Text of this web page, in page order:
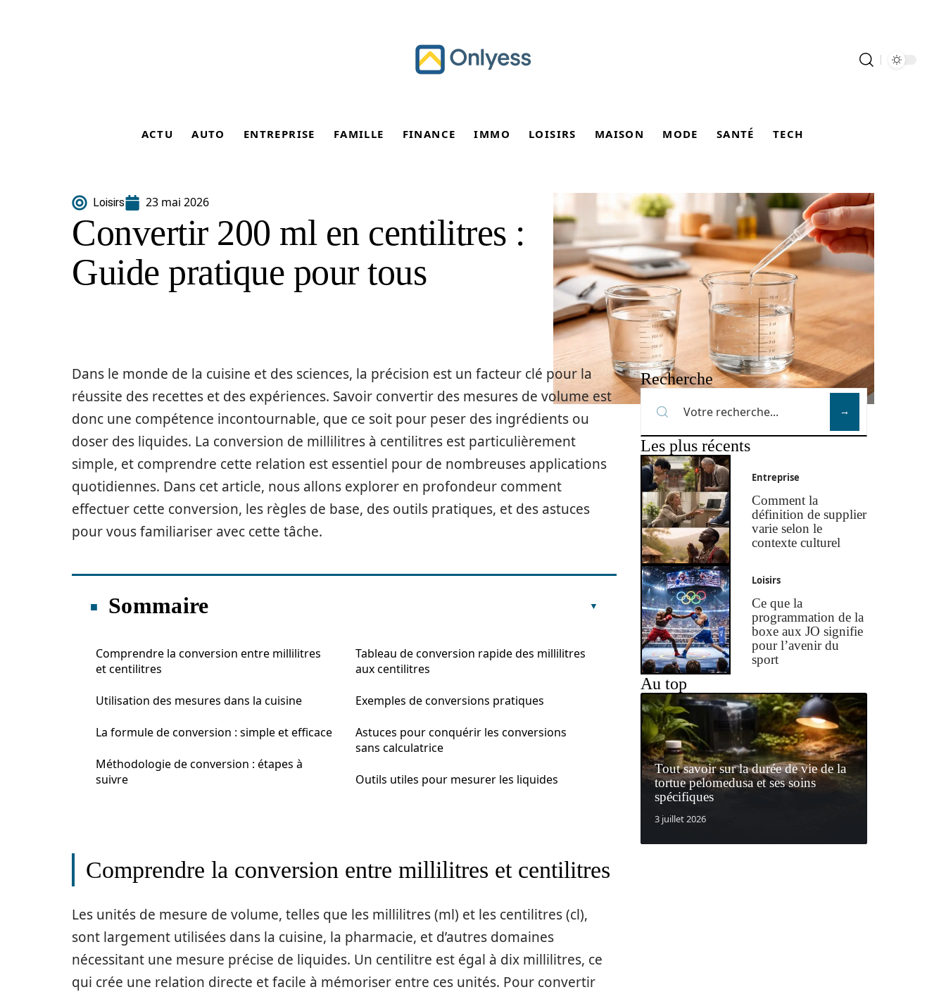
ACTU AUTO ENTREPRISE FAMILLE FINANCE IMMO LOISIRS MAISON MODE SANTÉ TECH
Loisirs 23 mai 2026
Convertir 200 ml en centilitres :
Guide pratique pour tous
Dans le monde de la cuisine et des sciences, la précision est un facteur clé pour la
réussite des recettes et des expériences. Savoir convertir des mesures de volume est
donc une compétence incontournable, que ce soit pour peser des ingrédients ou
doser des liquides. La conversion de millilitres à centilitres est particulièrement
simple, et comprendre cette relation est essentiel pour de nombreuses applications
quotidiennes. Dans cet article, nous allons explorer en profondeur comment
effectuer cette conversion, les règles de base, des outils pratiques, et des astuces
pour vous familiariser avec cette tâche.
Sommaire
Comprendre la conversion entre millilitres
et centilitres
Utilisation des mesures dans la cuisine
La formule de conversion : simple et efficace
Méthodologie de conversion : étapes à
suivre
Tableau de conversion rapide des millilitres
aux centilitres
Exemples de conversions pratiques
Astuces pour conquérir les conversions
sans calculatrice
Outils utiles pour mesurer les liquides
Comprendre la conversion entre millilitres et centilitres
Les unités de mesure de volume, telles que les millilitres (ml) et les centilitres (cl),
sont largement utilisées dans la cuisine, la pharmacie, et d’autres domaines
nécessitant une mesure précise de liquides. Un centilitre est égal à dix millilitres, ce
qui crée une relation directe et facile à mémoriser entre ces unités. Pour convertir
Recherche
Les plus récents
Entreprise
Comment la
définition de supplier
varie selon le
contexte culturel
Loisirs
Ce que la
programmation de la
boxe aux JO signifie
pour l’avenir du
sport
Au top
Tout savoir sur la durée de vie de la
tortue pelomedusa et ses soins
spécifiques
3 juillet 2026